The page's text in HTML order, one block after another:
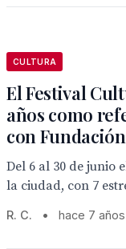
CULTURA
El Festival
años como
con
Del 6 al 30 de junio
la ciudad, con 7
R. C. • hace 7 años